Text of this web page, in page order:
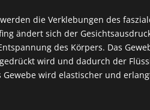
die Verklebungen des
ändert sich der
des Körpers. Das
wird und dadurch der
Gewebe wird elastischer und